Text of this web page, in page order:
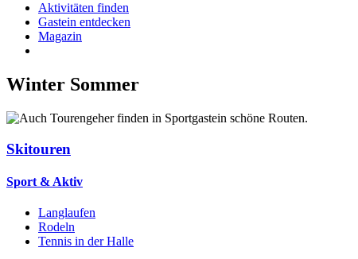
Aktivitäten finden
Gastein entdecken
Magazin
Winter Sommer
Skitouren
Sport & Aktiv
Langlaufen
Rodeln
Tennis in der Halle